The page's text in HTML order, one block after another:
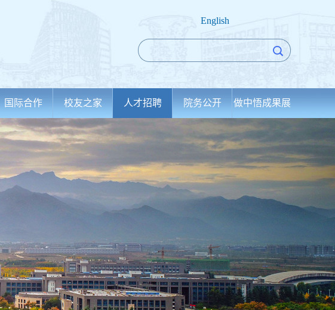
English
国际合作 校友之家 人才招聘 院务公开 做中悟成果展